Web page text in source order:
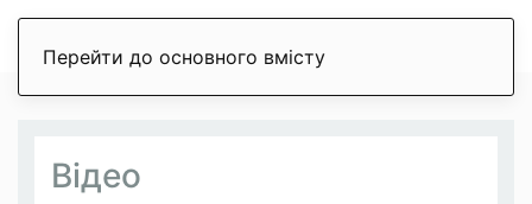
Перейти до основного вмісту
Відео